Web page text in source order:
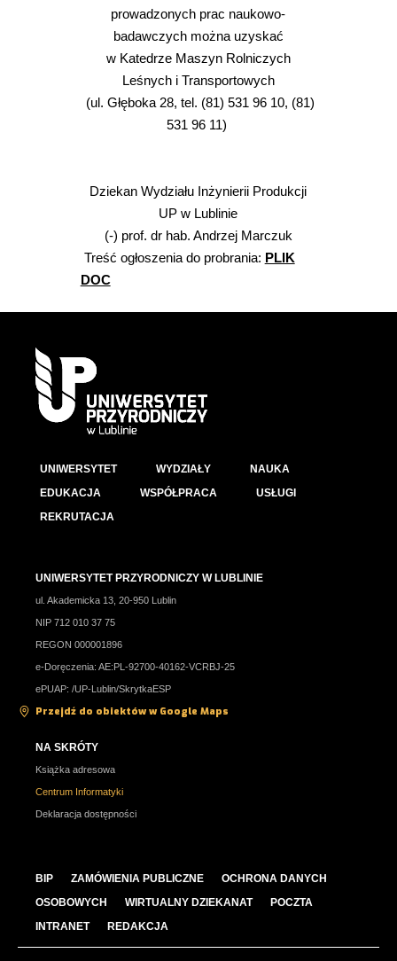
prowadzonych prac naukowo-
badawczych można uzyskać
w Katedrze Maszyn Rolniczych
Leśnych i Transportowych
(ul. Głęboka 28, tel. (81) 531 96 10, (81)
531 96 11)
Dziekan Wydziału Inżynierii Produkcji
UP w Lublinie
(-) prof. dr hab. Andrzej Marczuk
Treść ogłoszenia do probrania: PLIK
DOC
UNIWERSYTET WYDZIAŁY
NAUKA
EDUKACJA
WSPÓŁPRACA
USŁUGI
REKRUTACJA
UNIWERSYTET PRZYRODNICZY W LUBLINIE
ul. Akademicka 13, 20-950 Lublin
NIP 712 010 37 75
REGON 000001896
e-Doręczenia: AE:PL-92700-40162-VCRBJ-25
ePUAP: /UP-Lublin/SkrytkaESP
Przejdź do obiektów w Google Maps
NA SKRÓTY
Książka adresowa
Centrum Informatyki
Deklaracja dostępności
BIP ZAMÓWIENIA PUBLICZNE
OCHRONA DANYCH
OSOBOWYCH
WIRTUALNY DZIEKANAT
POCZTA
INTRANET
REDAKCJA